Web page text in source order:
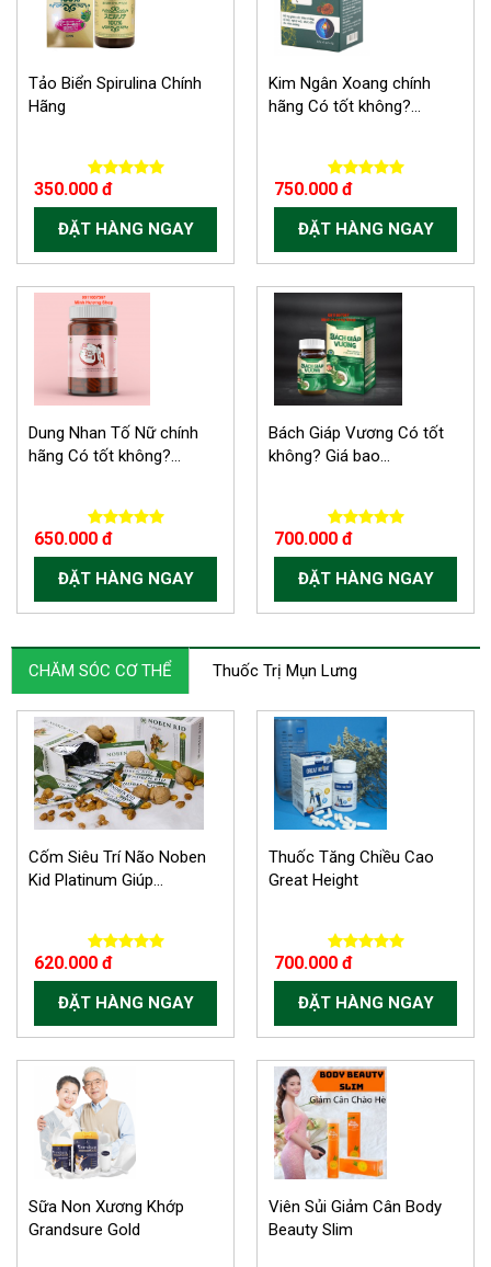
Tảo Biển Spirulina Chính
Hãng
350.000 đ
ĐẶT HÀNG NGAY
Kim Ngân Xoang chính
hãng Có tốt không?...
750.000 đ
ĐẶT HÀNG NGAY
Dung Nhan Tố Nữ chính
hãng Có tốt không?...
650.000 đ
ĐẶT HÀNG NGAY
Bách Giáp Vương Có tốt
không? Giá bao...
700.000 đ
ĐẶT HÀNG NGAY
CHĂM SÓC CƠ THỂ Thuốc Trị Mụn Lưng
Cốm Siêu Trí Não Noben
Kid Platinum Giúp...
620.000 đ
ĐẶT HÀNG NGAY
Thuốc Tăng Chiều Cao
Great Height
700.000 đ
ĐẶT HÀNG NGAY
Sữa Non Xương Khớp
Grandsure Gold
Viên Sủi Giảm Cân Body
Beauty Slim